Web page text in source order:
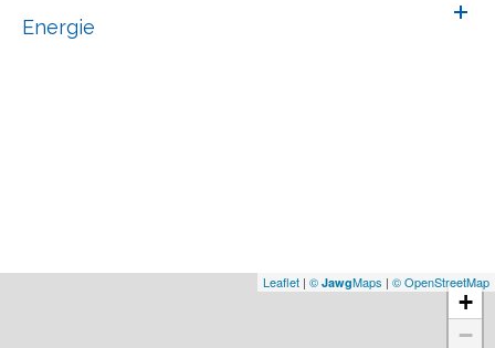
Energie
+
−
Leaflet | © JawgMaps | © OpenStreetMap